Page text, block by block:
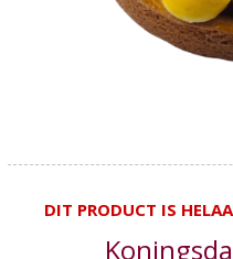
DIT PRODUCT IS